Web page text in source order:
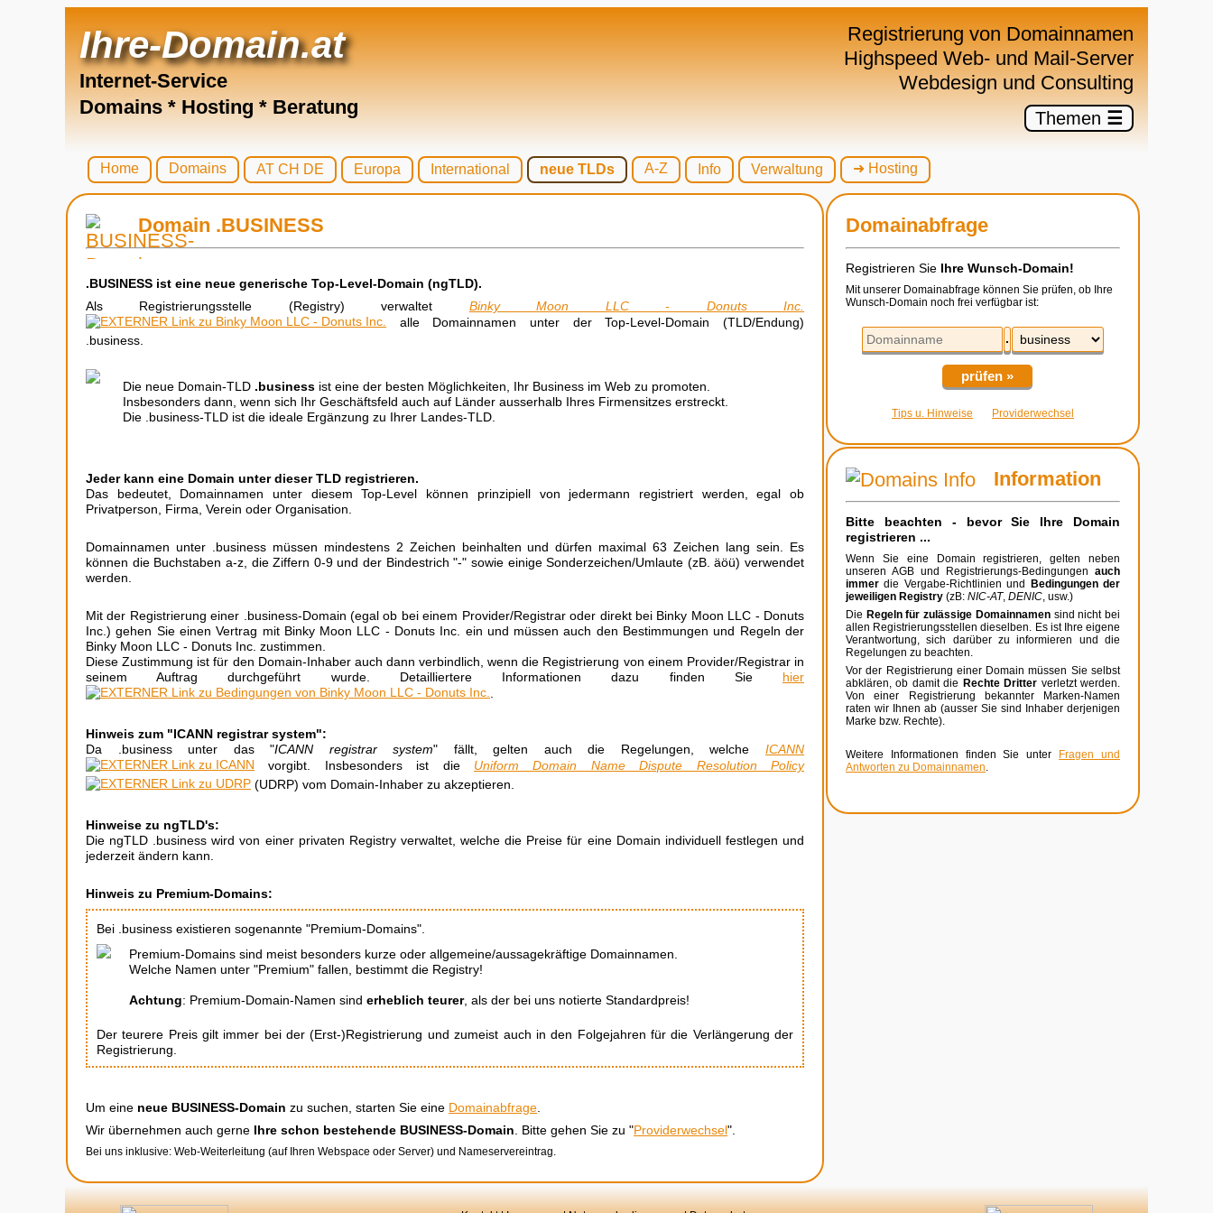
Ihre-Domain.at
Internet-Service
Domains * Hosting * Beratung
Registrierung von Domainnamen
Highspeed Web- und Mail-Server
Webdesign und Consulting
Themen ☰
Home Domains AT CH DE Europa International neue TLDs A-Z Info Verwaltung ➜ Hosting
Domain .BUSINESS
.BUSINESS ist eine neue generische Top-Level-Domain (ngTLD).
Als Registrierungsstelle (Registry) verwaltet Binky Moon LLC - Donuts Inc.
alle Domainnamen unter der Top-Level-Domain (TLD/Endung)
.business.
Die neue Domain-TLD .business ist eine der besten Möglichkeiten, Ihr Business im Web zu promoten.
Insbesonders dann, wenn sich Ihr Geschäftsfeld auch auf Länder ausserhalb Ihres Firmensitzes erstreckt.
Die .business-TLD ist die ideale Ergänzung zu Ihrer Landes-TLD.
Jeder kann eine Domain unter dieser TLD registrieren.
Das bedeutet, Domainnamen unter diesem Top-Level können prinzipiell von jedermann registriert werden, egal ob
Privatperson, Firma, Verein oder Organisation.
Domainnamen unter .business müssen mindestens 2 Zeichen beinhalten und dürfen maximal 63 Zeichen lang sein. Es
können die Buchstaben a-z, die Ziffern 0-9 und der Bindestrich "-" sowie einige Sonderzeichen/Umlaute (zB. äöü) verwendet
werden.
Mit der Registrierung einer .business-Domain (egal ob bei einem Provider/Registrar oder direkt bei Binky Moon LLC - Donuts
Inc.) gehen Sie einen Vertrag mit Binky Moon LLC - Donuts Inc. ein und müssen auch den Bestimmungen und Regeln der
Binky Moon LLC - Donuts Inc. zustimmen.
Diese Zustimmung ist für den Domain-Inhaber auch dann verbindlich, wenn die Registrierung von einem Provider/Registrar in
seinem Auftrag durchgeführt wurde. Detailliertere Informationen dazu finden Sie hier
.
Hinweis zum "ICANN registrar system":
Da .business unter das "ICANN registrar system" fällt, gelten auch die Regelungen, welcheICANN
vorgibt. Insbesonders ist die Uniform Domain Name Dispute Resolution Policy
(UDRP) vom Domain-Inhaber zu akzeptieren.
Hinweise zu ngTLD's:
Die ngTLD .business wird von einer privaten Registry verwaltet, welche die Preise für eine Domain individuell festlegen und
jederzeit ändern kann.
Hinweis zu Premium-Domains:
Bei .business existieren sogenannte "Premium-Domains".
Premium-Domains sind meist besonders kurze oder allgemeine/aussagekräftige Domainnamen.
Welche Namen unter "Premium" fallen, bestimmt die Registry!
Achtung: Premium-Domain-Namen sind erheblich teurer, als der bei uns notierte Standardpreis!
Der teurere Preis gilt immer bei der (Erst-)Registrierung und zumeist auch in den Folgejahren für die Verlängerung der
Registrierung.
Um eine neue BUSINESS-Domain zu suchen, starten Sie eine Domainabfrage
Wir übernehmen auch gerne Ihre schon bestehende BUSINESS-Domain . Bitte gehen Sie zu "Providerwechsel".
Bei uns inklusive: Web-Weiterleitung (auf Ihren Webspace oder Server) und Nameservereintrag.
Domainabfrage
Registrieren Sie Ihre Wunsch-Domain!
Mit unserer Domainabfrage können Sie prüfen, ob Ihre
Wunsch-Domain noch frei verfügbar ist:
.
prüfen »
Tips u. Hinweise Providerwechsel
Information
Bitte beachten - bevor Sie Ihre Domain
registrieren ...
Wenn Sie eine Domain registrieren, gelten neben
unseren AGB und Registrierungs-Bedingungen auch
immer die Vergabe-Richtlinien und
Bedingungen der
jeweiligen Registry (zB: NIC-AT, DENIC, usw.)
Die Regeln für zulässige Domainnamensind nicht bei
allen Registrierungsstellen dieselben. Es ist Ihre eigene
Verantwortung, sich darüber zu informieren und die
Regelungen zu beachten.
Vor der Registrierung einer Domain müssen Sie selbst
abklären, ob damit die Rechte Dritter verletzt werden.
Von einer Registrierung bekannter Marken-Namen
raten wir Ihnen ab (ausser Sie sind Inhaber derjenigen
Marke bzw. Rechte).
Weitere Informationen finden Sie unter
Fragen und
Antworten zu Domainnamen.